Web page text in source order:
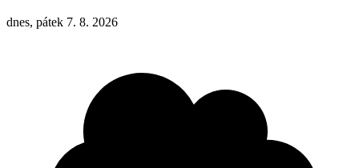
dnes, pátek 7. 8. 2026